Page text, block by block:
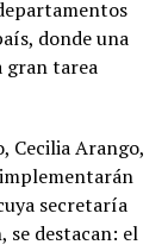
donde una
gran tarea
Cecilia Arango,
secretaría
se destacan: el